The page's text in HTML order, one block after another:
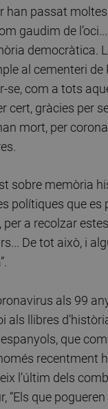
han passat
gaudim de
democràtica.
al cementeri
se, com a tots
cert, gràcies per
mort, per
sobre memòria
polítiques que
a recolzar
De tot això, i
als 99
als llibres
que
recentment
l’últim dels
“Els que pogueren